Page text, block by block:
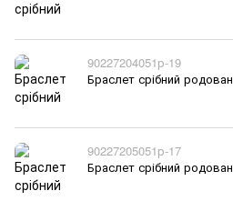
90227204051р-19
Браслет срібний
90227205051р-17
Браслет срібний